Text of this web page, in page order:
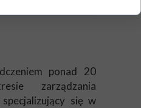
ponad 20
zarządzania
specjalizujący się w